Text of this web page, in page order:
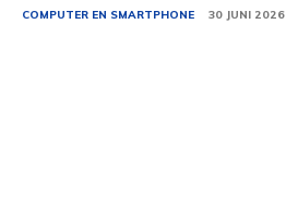
COMPUTER EN SMARTPHONE 30 JUNI 2026